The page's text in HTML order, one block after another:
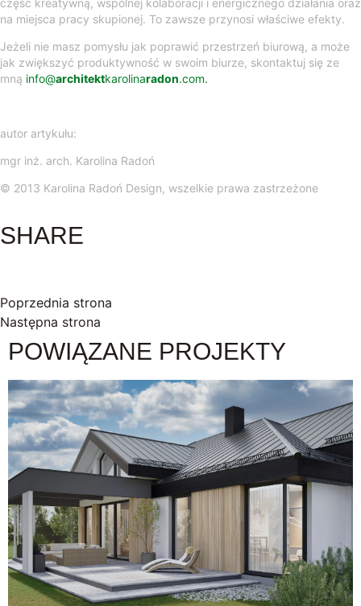
część kreatywną, wspólnej kolaboracji i energicznego działania oraz
na miejsca pracy skupionej. To zawsze przynosi właściwe efekty.
Jeżeli nie masz pomysłu jak poprawić przestrzeń biurową, a może
jak zwiększyć produktywność w swoim biurze, skontaktuj się ze
mną info@architektkarolinaradon.com.
autor artykułu:
mgr inż. arch. Karolina Radoń
© 2013 Karolina Radoń Design, wszelkie prawa zastrzeżone
SHARE
Poprzednia strona
Następna strona
POWIĄZANE PROJEKTY